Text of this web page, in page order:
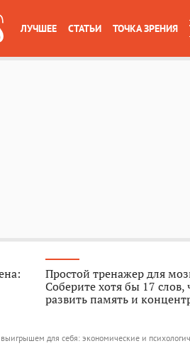
ЛУЧШЕЕ СТАТЬИ ТОЧКА ЗРЕНИЯ
Простой тренажер для
Соберите хотя бы 17 слов,
развить память и
для себя: экономические и